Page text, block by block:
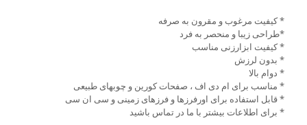
* کیفیت مرغوب و مقرون به صرفه
*طراحی زیبا و منحصر به فرد
* کیفیت ابزارزنی مناسب
* بدون لرزش
* دوام بالا
* مناسب برای ام دی اف ، صفحات کورین و چوبهای طبیعی
* قابل استفاده برای اورفرزها و فرزهای زمینی و سی ان سی
* برای اطلاعات بیشتر با ما در تماس باشید